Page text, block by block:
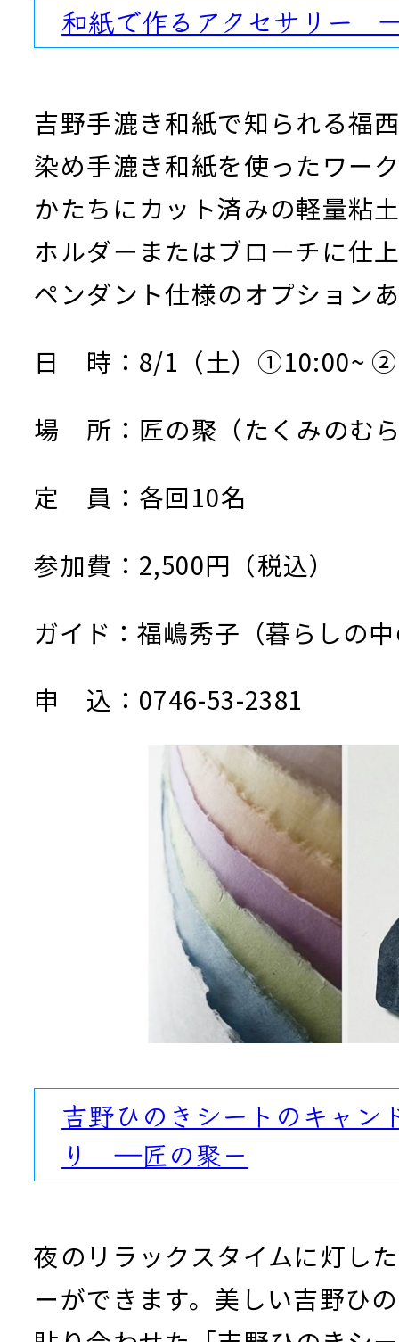
和紙で作るアクセサリー
吉野手漉き和紙で知られる福
染め手漉き和紙を使ったワー
かたちにカット済みの軽量粘
ホルダーまたはブローチに仕
ペンダント仕様のオプション
日 時：8/1（土）①10:00~
場 所：匠の聚（たくみのむ
定 員：各回10名
参加費：2,500円（税込）
ガイド：福嶋秀子（暮らしの
申 込：0746-53-2381
吉野ひのきシートのキャン
り ―匠の聚－
夜のリラックスタイムに灯し
ーができます。美しい吉野ひ